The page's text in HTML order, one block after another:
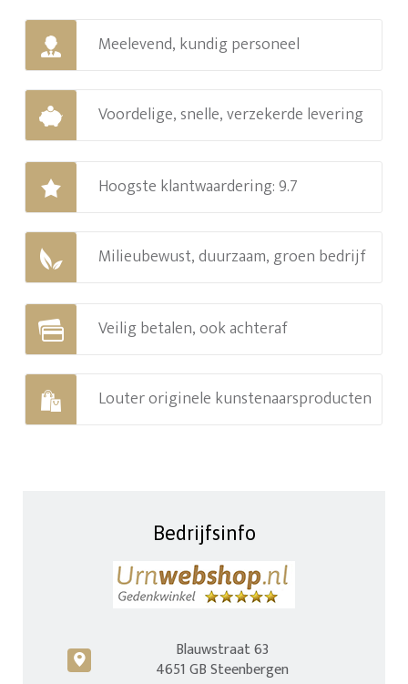
Meelevend, kundig personeel
Voordelige, snelle, verzekerde levering
Hoogste klantwaardering: 9.7
Milieubewust, duurzaam, groen bedrijf
Veilig betalen, ook achteraf
Louter originele kunstenaarsproducten
Bedrijfsinfo
c
Blauwstraat 63
4651 GB Steenbergen